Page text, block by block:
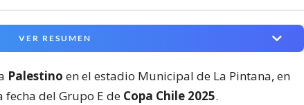
VER RESUMEN
Palestino en el estadio Municipal de La Pintana, en
del Grupo E de Copa Chile 2025.